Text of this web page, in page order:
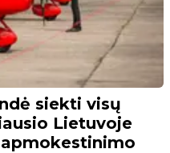
siekti visų
Lietuvoje